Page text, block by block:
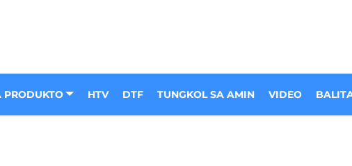
PRODUKTO HTV DTF TUNGKOL SA AMIN VIDEO